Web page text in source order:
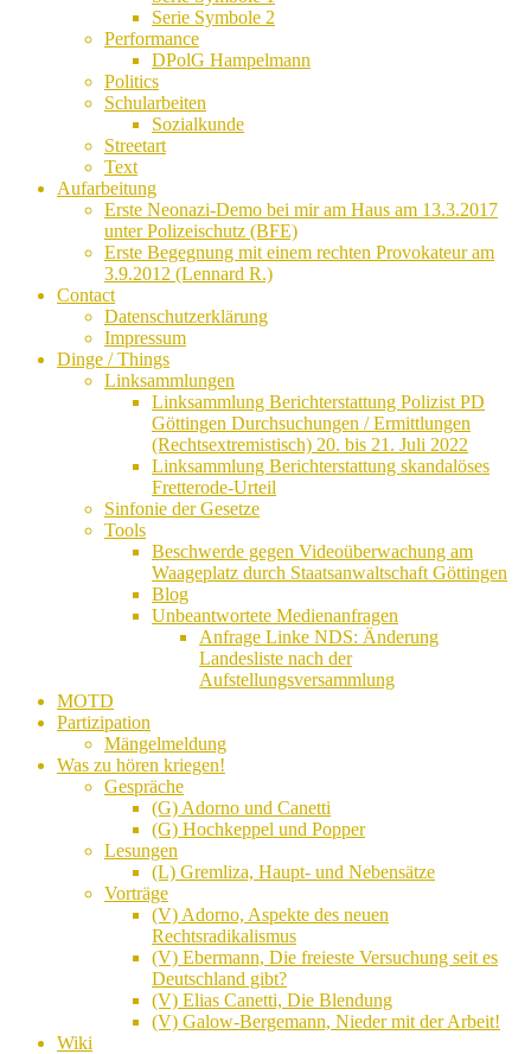
Serie Symbole 2
Performance
DPolG Hampelmann
Politics
Schularbeiten
Sozialkunde
Streetart
Text
Aufarbeitung
Erste Neonazi-Demo bei mir am Haus am 13.3.2017
unter Polizeischutz (BFE)
Erste Begegnung mit einem rechten Provokateur am
3.9.2012 (Lennard R.)
Contact
Datenschutzerklärung
Impressum
Dinge / Things
Linksammlungen
Linksammlung Berichterstattung Polizist PD
Göttingen Durchsuchungen / Ermittlungen
(Rechtsextremistisch) 20. bis 21. Juli 2022
Linksammlung Berichterstattung skandalöses
Fretterode-Urteil
Sinfonie der Gesetze
Tools
Beschwerde gegen Videoüberwachung am
Waageplatz durch Staatsanwaltschaft Göttingen
Blog
Unbeantwortete Medienanfragen
Anfrage Linke NDS: Änderung
Landesliste nach der
Aufstellungsversammlung
MOTD
Partizipation
Mängelmeldung
Was zu hören kriegen!
Gespräche
(G) Adorno und Canetti
(G) Hochkeppel und Popper
Lesungen
(L) Gremliza, Haupt- und Nebensätze
Vorträge
(V) Adorno, Aspekte des neuen
Rechtsradikalismus
(V) Ebermann, Die freieste Versuchung seit es
Deutschland gibt?
(V) Elias Canetti, Die Blendung
(V) Galow-Bergemann, Nieder mit der Arbeit!
Wiki